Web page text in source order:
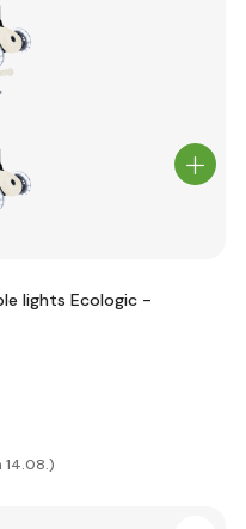
lights Ecologic -
14.08.)